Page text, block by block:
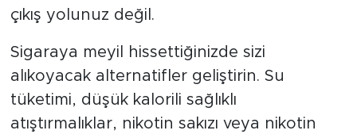
çıkış yolunuz değil.
Sigaraya meyil hissettiğinizde sizi
alıkoyacak alternatifler geliştirin. Su
tüketimi, düşük kalorili sağlıklı
atıştırmalıklar, nikotin sakızı veya nikotin